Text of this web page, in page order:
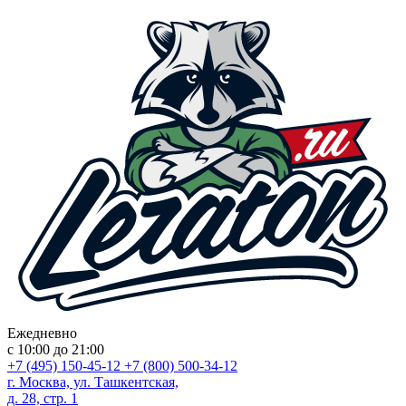
Ежедневно
с 10:00 до 21:00
+7 (495) 150-45-12 +7 (800) 500-34-12
г. Москва, ул. Ташкентская,
д. 28, стр. 1